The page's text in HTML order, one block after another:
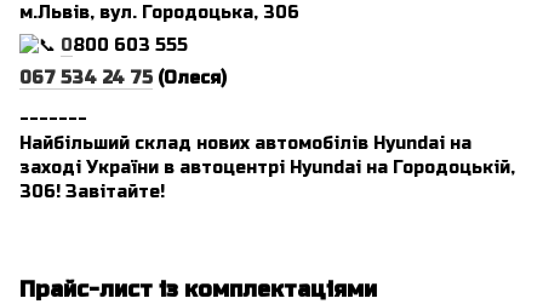
м.Львів, вул. Городоцька, 306
0800 603 555
067 534 24 75 (Олеся)
Найбільший склад нових автомобілів Hyundai на
заході України в автоцентрі Hyundai на Городоцькій,
306! Завітайте!
Прайс-лист із комплектаціями